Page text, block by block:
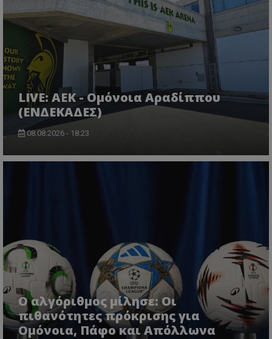
LIVE: ΑΕΚ - Ομόνοια Αραδίππου
(ΕΝΔΕΚΑΔΕΣ)
08.08.2026 - 18:23
Ο αλγόριθμος μίλησε: Οι
πιθανότητες πρόκρισης για
Ομόνοια, Πάφο και Απόλλωνα